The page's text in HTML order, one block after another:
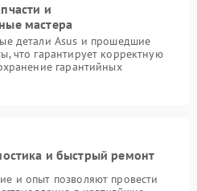
и
мастера
детали Asus и прошедшие
что гарантирует корректную
гарантийных
и быстрый ремонт
и опыт позволяют провести